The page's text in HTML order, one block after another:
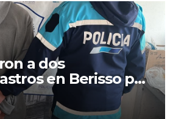
a dos
en Berisso por
a un